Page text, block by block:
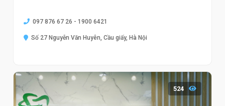
097 876 67 26 - 1900 6421
Số 27 Nguyễn Văn Huyên, Cầu giấy, Hà Nội
524